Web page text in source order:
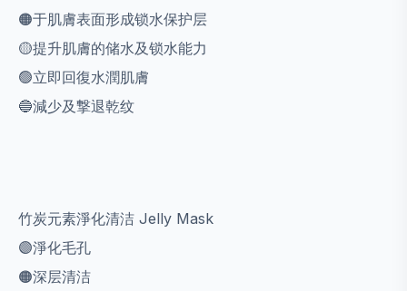
🟠于肌膚表面形成锁水保护层
🟡提升肌膚的储水及锁水能力
🟢立即回復水潤肌膚
🔵減少及撃退乾纹
竹炭元素淨化清洁 Jelly Mask
🟣淨化毛孔
🟠深层清洁